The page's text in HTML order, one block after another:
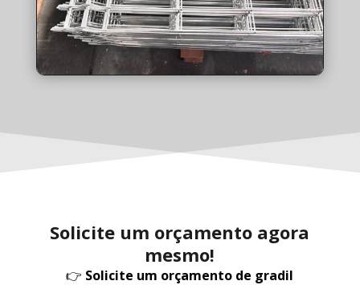
Solicite um orçamento agora
mesmo!
👉 Solicite um orçamento de gradil